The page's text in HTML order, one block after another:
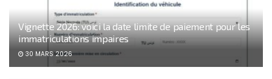
Vignette 2026: voici la date limite de paiement pour les
immatriculations impaires
30 MARS 2026